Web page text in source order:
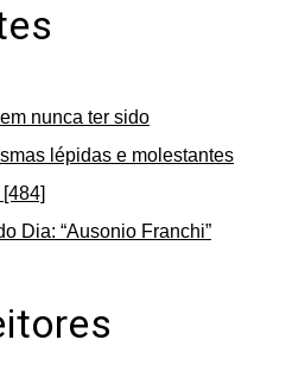
nunca ter sido
lépidas e molestantes
Dia: “Ausonio Franchi”